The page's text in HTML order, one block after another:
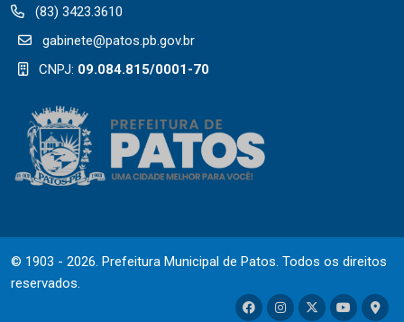
(83) 3423.3610
gabinete@patos.pb.gov.br
CNPJ: 09.084.815/0001-70
© 1903 - 2026. Prefeitura Municipal de Patos. Todos os direitos
reservados.